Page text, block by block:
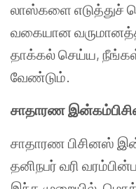
லாஸ்களை எடுத்துச்
வகையான
தாக்கல் செய்ய, நீங்கள்
வேண்டும்.
சாதாரண
சாதாரண பிசினஸ்
தனிநபர் வரி